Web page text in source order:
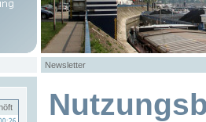
Newsletter